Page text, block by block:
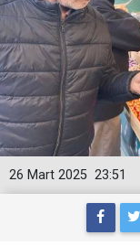
23:51
26 Mart 2025